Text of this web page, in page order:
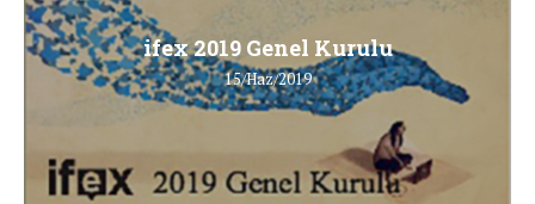
ifex 2019 Genel Kurulu
15/Haz/2019